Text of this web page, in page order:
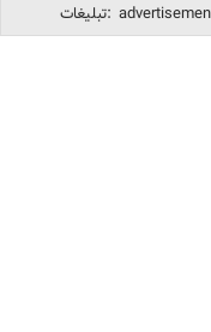
تبلیغات: